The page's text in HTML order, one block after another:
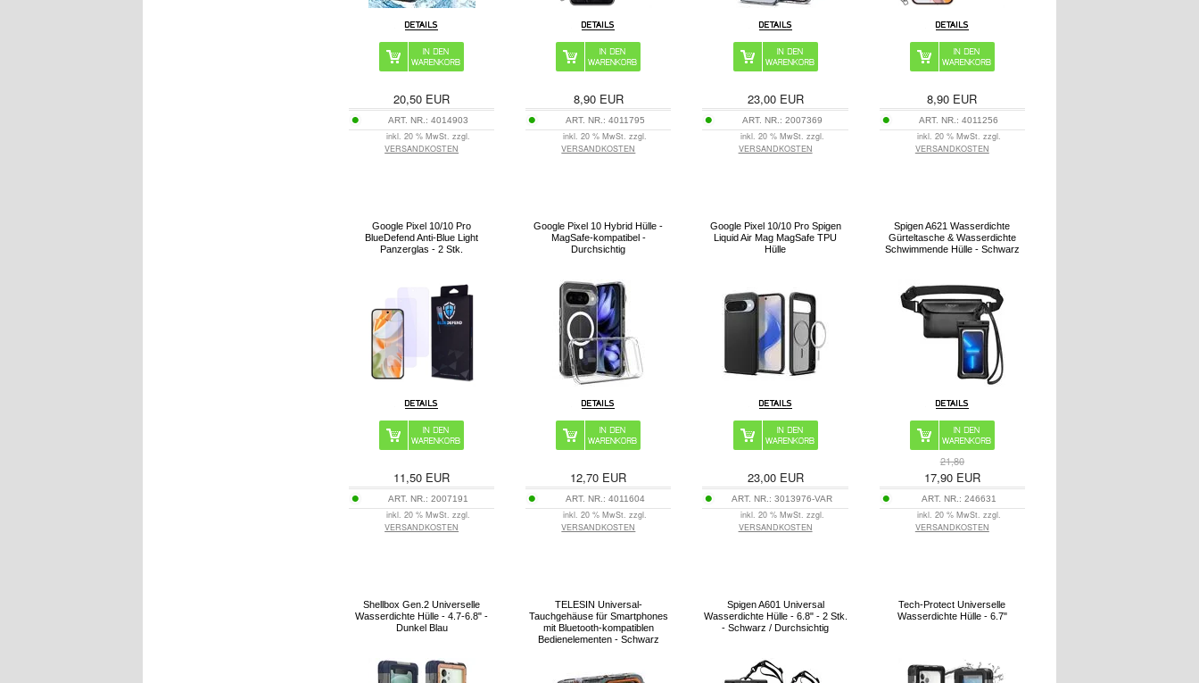
20,50 EUR
ART. NR.:4014903
inkl. 20 % MwSt. zzgl.
VERSANDKOSTEN
8,90EUR
ART. NR.: 4011795
inkl. 20 % MwSt. zzgl.
VERSANDKOSTEN
23,00EUR
ART. NR.: 2007369
inkl. 20 % MwSt. zzgl.
VERSANDKOSTEN
8,90 EUR
ART. NR.:4011256
inkl. 20 % MwSt. zzgl.
VERSANDKOSTEN
Google Pixel 10/10 Pro
BlueDefend Anti-Blue Light
Panzerglas - 2 Stk.
11,50 EUR
ART. NR.:2007191
inkl. 20 % MwSt. zzgl.
VERSANDKOSTEN
Google Pixel 10 Hybrid Hülle -
MagSafe-kompatibel -
Durchsichtig
12,70 EUR
ART. NR.: 4011604
inkl. 20 % MwSt. zzgl.
VERSANDKOSTEN
Google Pixel 10/10 Pro Spigen
Liquid Air Mag MagSafe TPU
Hülle
23,00EUR
ART. NR.:3013976-VAR
inkl. 20 % MwSt. zzgl.
VERSANDKOSTEN
Spigen A621 Wasserdichte
Gürteltasche & Wasserdichte
Schwimmende Hülle - Schwarz
21,80
17,90EUR
ART. NR.: 246631
inkl. 20 % MwSt. zzgl.
VERSANDKOSTEN
Shellbox Gen.2 Universelle
Wasserdichte Hülle - 4.7-6.8" -
Dunkel Blau
TELESIN Universal-
Tauchgehäuse für Smartphones
mit Bluetooth-kompatiblen
Bedienelementen - Schwarz
Spigen A601 Universal
Wasserdichte Hülle - 6.8" - 2 Stk.
- Schwarz / Durchsichtig
Tech-Protect Universelle
Wasserdichte Hülle - 6.7"